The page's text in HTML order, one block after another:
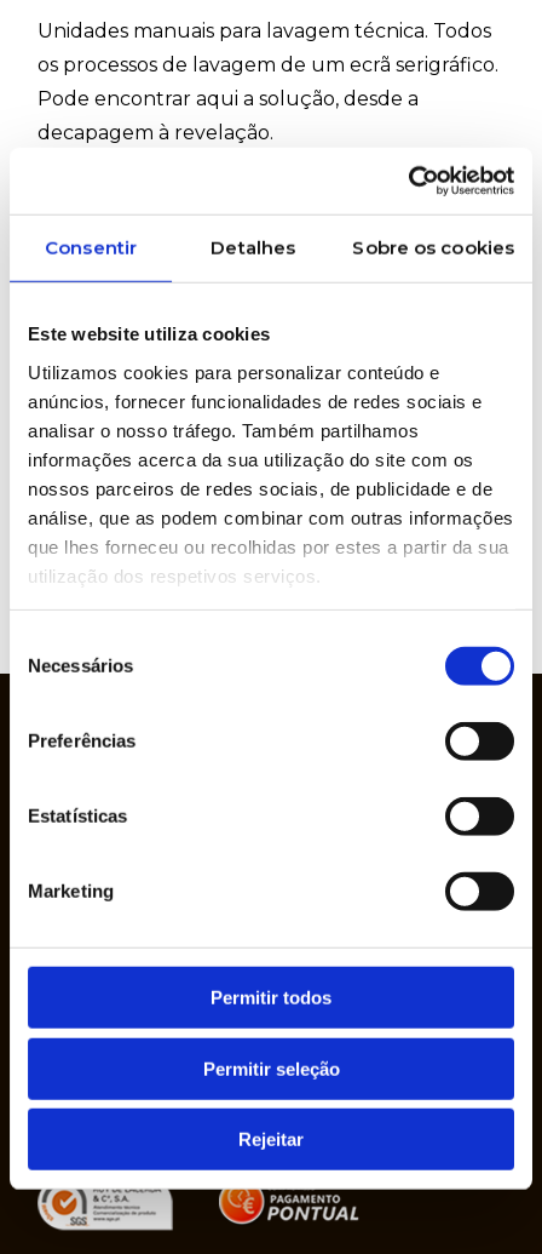
Consentir Detalhes Sobre os cookies
Este website utiliza cookies
Utilizamos cookies para personalizar conteúdo e
anúncios, fornecer funcionalidades de redes sociais e
analisar o nosso tráfego. Também partilhamos
informações acerca da sua utilização do site com os
nossos parceiros de redes sociais, de publicidade e de
análise, que as podem combinar com outras informações
que lhes forneceu ou recolhidas por estes a partir da sua
utilização dos respetivos serviços.
de Necessários
Preferências
Estatísticas
Marketing
Permitir todos
Permitir seleção
Rejeitar
Unidades manuais para lavagem técnica. Todos
os processos de lavagem de um ecrã serigráfico.
Pode encontrar aqui a solução, desde a
decapagem à revelação.
#EcrâsSerigráficos #Pré-
impressão #BochonowEA1100 #BochonowOeko
PRETENDE MAIS INFORMAÇÕES SOBRE
ESTE PRODUTO?
Marcas representadas
VER
fundada em 1950 pelo Sr. Ruy de Lacerda, em
seu nome, como uma empresa individual.